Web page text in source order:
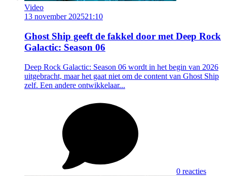
Video
13 november 202521:10
Ghost Ship geeft de fakkel door met Deep Rock
Galactic: Season 06
Deep Rock Galactic: Season 06 wordt in het begin van 2026
uitgebracht, maar het gaat niet om de content van Ghost Ship
zelf. Een andere ontwikkelaar...
0 reacties